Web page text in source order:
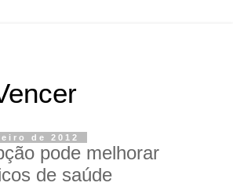
de 2012
pode melhorar
de saúde